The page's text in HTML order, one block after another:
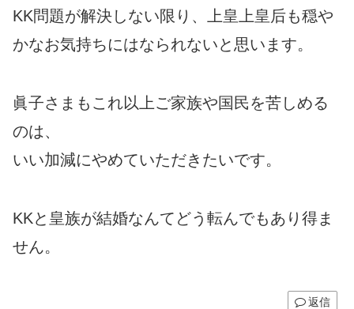
KK問題が解決しない限り、上皇上皇后も穏や
かなお気持ちにはなられないと思います。
眞子さまもこれ以上ご家族や国民を苦しめる
のは、
いい加減にやめていただきたいです。
KKと皇族が結婚なんてどう転んでもあり得ま
せん。
返信